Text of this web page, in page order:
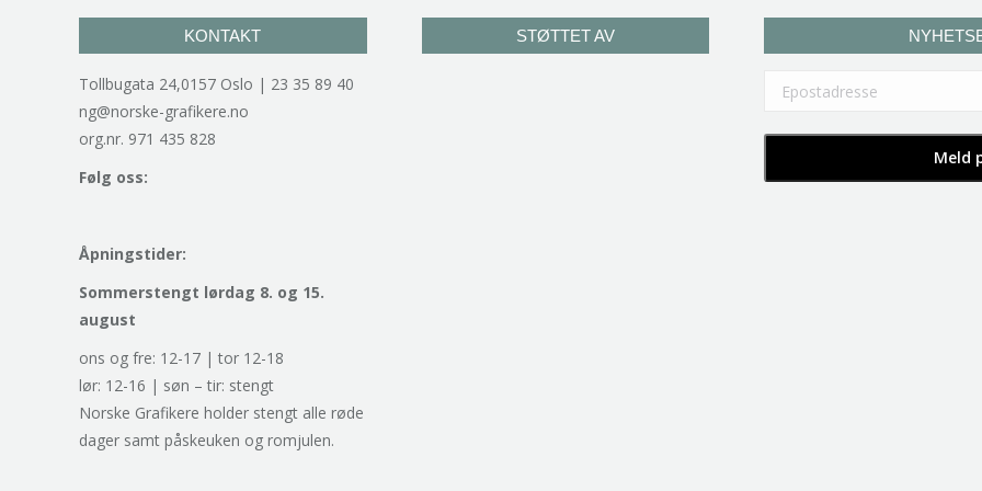
KONTAKT
Tollbugata 24,0157 Oslo | 23 35 89 40
ng@norske-grafikere.no
org.nr. 971 435 828
Følg oss:
Åpningstider:
Sommerstengt lørdag 8. og 15.
august
ons og fre: 12-17 | tor 12-18
lør: 12-16 | søn – tir: stengt
Norske Grafikere holder stengt alle røde
dager samt påskeuken og romjulen.
STØTTET AV